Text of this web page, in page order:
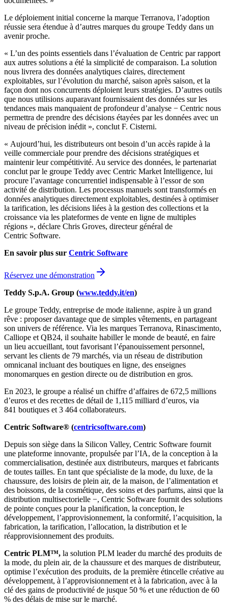
Le déploiement initial concerne la marque Terranova, l’adoption
réussie sera étendue à d’autres marques du groupe Teddy dans un
avenir proche.
« L’un des points essentiels dans l’évaluation de Centric par rapport
aux autres solutions a été la simplicité de comparaison. La solution
nous livrera des données analytiques claires, directement
exploitables, sur l’évolution du marché, saison après saison, et la
façon dont nos concurrents déploient leurs stratégies. D’autres outils
que nous utilisions auparavant fournissaient des données sur les
tendances mais manquaient de profondeur d’analyse − Centric nous
permettra de prendre des décisions étayées par les données avec un
niveau de précision inédit », conclut F. Cisterni.
« Aujourd’hui, les distributeurs ont besoin d’un accès rapide à la
veille commerciale pour prendre des décisions stratégiques et
maintenir leur compétitivité. Au service des données, le partenariat
conclut par le groupe Teddy avec Centric Market Intelligence, lui
procure l’avantage concurrentiel indispensable à l’essor de son
activité de distribution. Les processus manuels sont transformés en
données analytiques directement exploitables, destinées à optimiser
la tarification, les décisions liées à la gestion des collections et la
croissance via les plateformes de vente en ligne de multiples
régions », déclare Chris Groves, directeur général de
Centric Software.
En savoir plus sur Centric Software
Réservez une démonstration
Teddy S.p.A. Group (www.teddy.it/en)
Le groupe Teddy, entreprise de mode italienne, aspire à un grand
rêve : proposer davantage que de simples vêtements, en partageant
son univers de référence. Via les marques Terranova, Rinascimento,
Calliope et QB24, il souhaite habiller le monde de beauté, en faire
un lieu accueillant, tout favorisant l’épanouissement personnel,
servant les clients de 79 marchés, via un réseau de distribution
omnicanal incluant des boutiques en ligne, des enseignes
monomarques en gestion directe ou de distribution en gros.
En 2023, le groupe a réalisé un chiffre d’affaires de 672,5 millions
d’euros et des recettes de détail de 1,115 milliard d’euros, via
841 boutiques et 3 464 collaborateurs.
Centric Software® (centricsoftware.com)
Depuis son siège dans la Silicon Valley, Centric Software fournit
une plateforme innovante, propulsée par l’IA, de la conception à la
commercialisation, destinée aux distributeurs, marques et fabricants
de toutes tailles. En tant que spécialiste de la mode, du luxe, de la
chaussure, des loisirs de plein air, de la maison, de l’alimentation et
des boissons, de la cosmétique, des soins et des parfums, ainsi que la
distribution multisectorielle −, Centric Software fournit des solutions
de pointe conçues pour la planification, la conception, le
développement, l’approvisionnement, la conformité, l’acquisition, la
fabrication, la tarification, l’allocation, la distribution et le
réapprovisionnement des produits.
Centric PLM™, la solution PLM leader du marché des produits de
la mode, du plein air, de la chaussure et des marques de distributeur,
optimise l’exécution des produits, de la première étincelle créative au
développement, à l’approvisionnement et à la fabrication, avec à la
clé des gains de productivité de jusque 50 % et une réduction de 60
% des délais de mise sur le marché.